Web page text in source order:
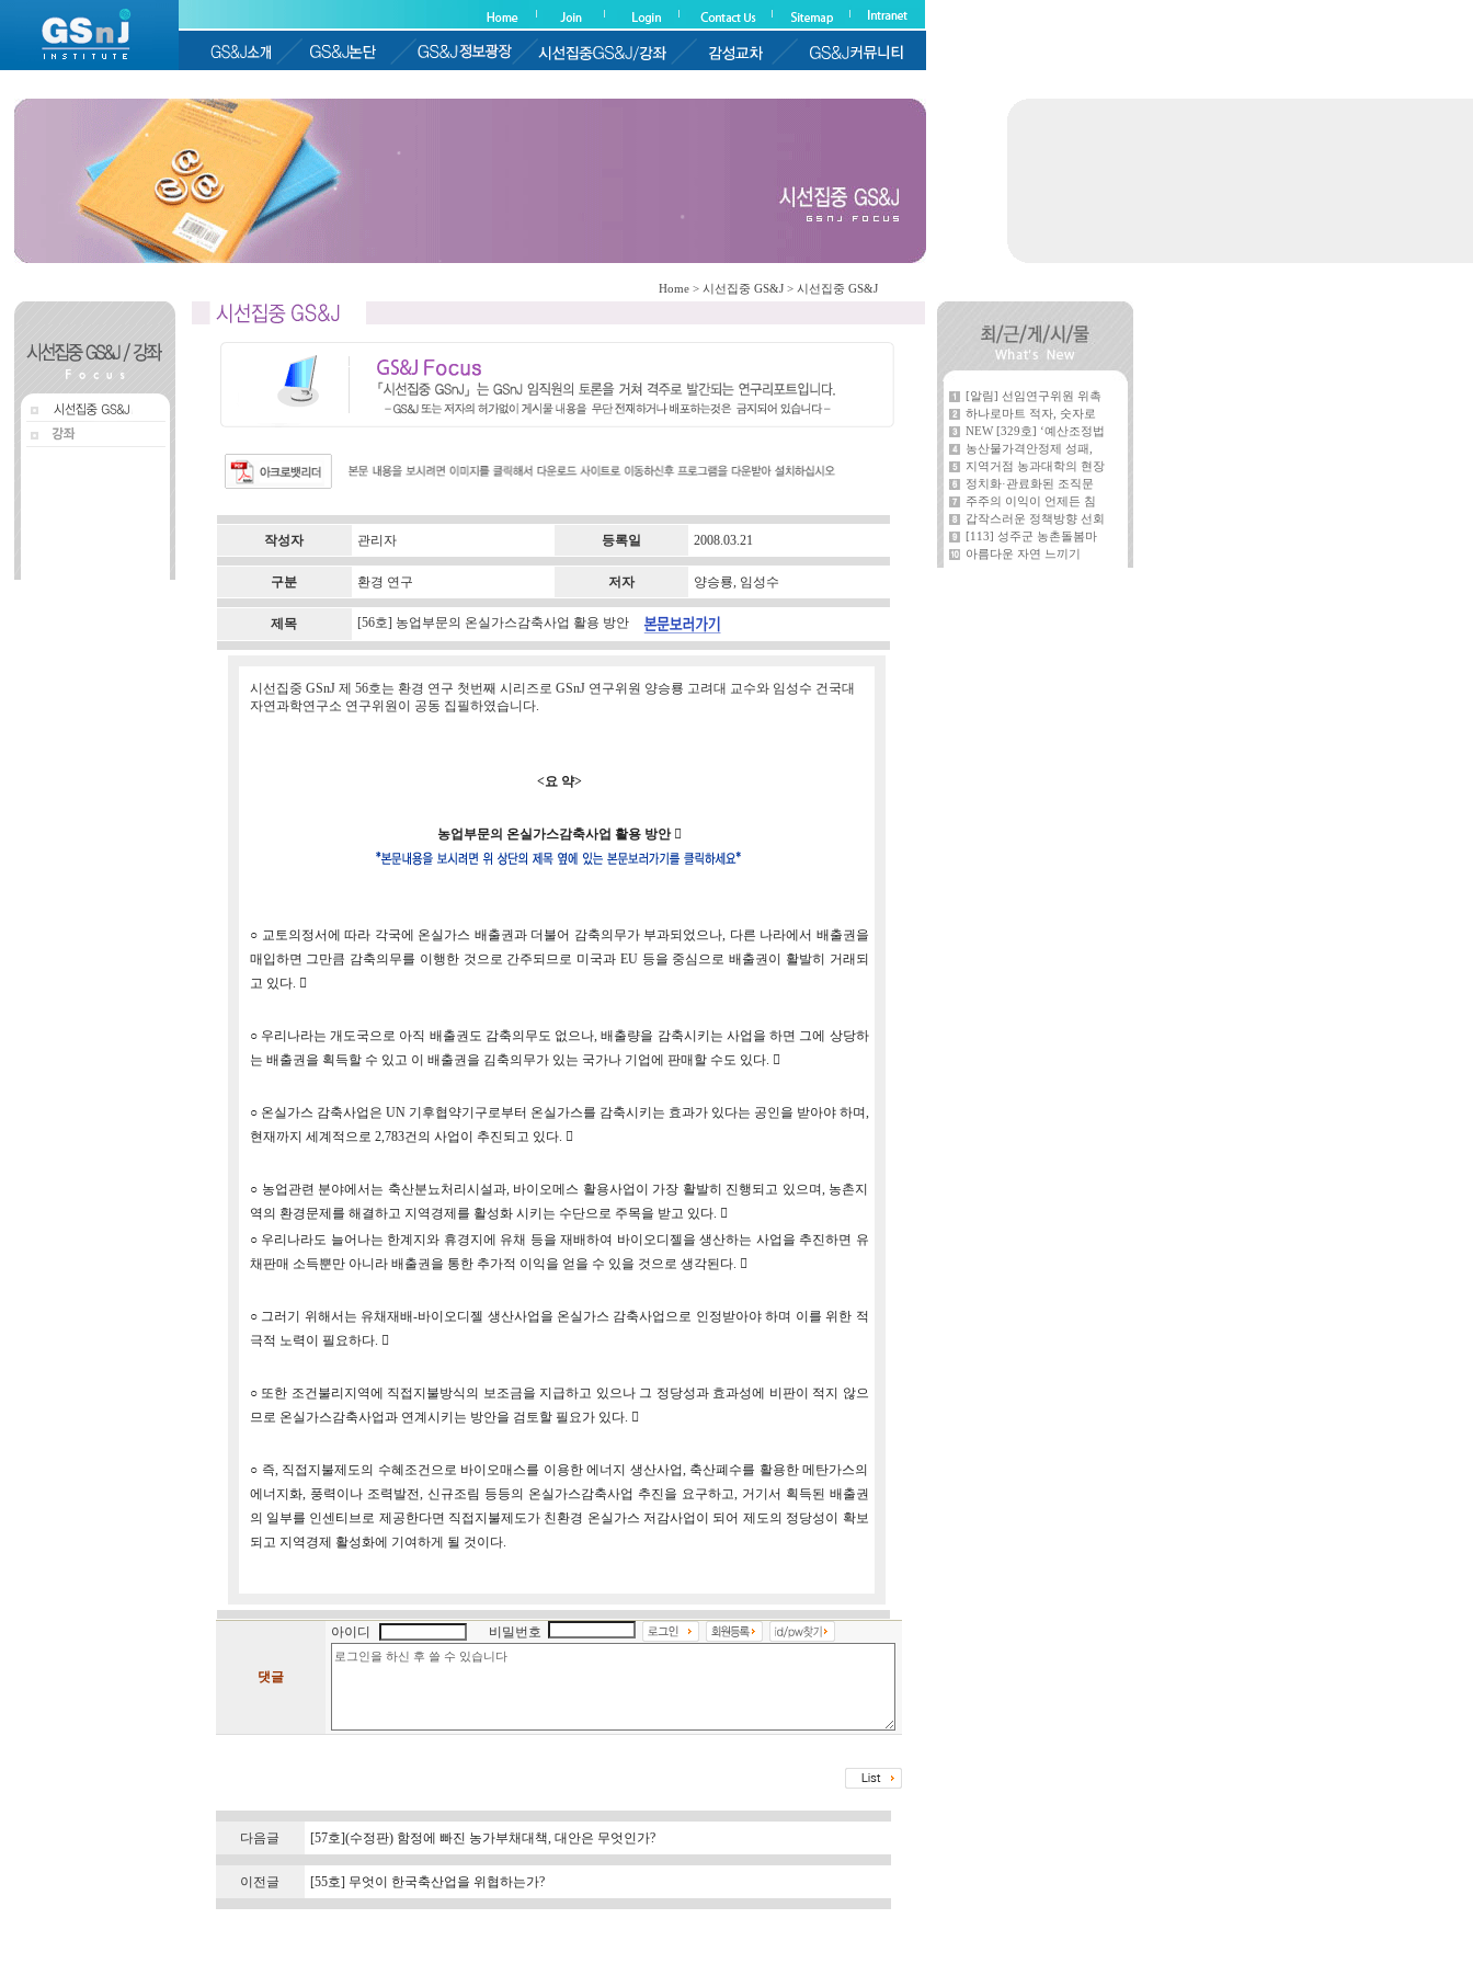
[알림] 선임연구위원 위촉
하나로마트 적자, 숫자로
NEW [329호] ‘예산조정법
농산물가격안정제 성패,
지역거점 농과대학의 현장
정치화·관료화된 조직문
주주의 이익이 언제든 침
갑작스러운 정책방향 선회
[113] 성주군 농촌돌봄마
아름다운 자연 느끼기
Home > 시선집중 GS&J > 시선집중 GS&J
작성자 관리자 등록일 2008.03.21
구분 환경 연구 저자 양승룡, 임성수
제목 [56호] 농업부문의 온실가스감축사업 활용 방안
시선집중 GSnJ 제 56호는 환경 연구 첫번째 시리즈로 GSnJ 연구위원 양승룡 고려대 교수와 임성수 건국대
자연과학연구소 연구위원이 공동 집필하였습니다.
<요 약>
농업부문의 온실가스감축사업 활용 방안
○ 교토의정서에 따라 각국에 온실가스 배출권과 더불어 감축의무가 부과되었으나, 다른 나라에서 배출권을
매입하면 그만큼 감축의무를 이행한 것으로 간주되므로 미국과 EU 등을 중심으로 배출권이 활발히 거래되
고 있다. 
○ 우리나라는 개도국으로 아직 배출권도 감축의무도 없으나, 배출량을 감축시키는 사업을 하면 그에 상당하
는 배출권을 획득할 수 있고 이 배출권을 김축의무가 있는 국가나 기업에 판매할 수도 있다. 
○ 온실가스 감축사업은 UN 기후협약기구로부터 온실가스를 감축시키는 효과가 있다는 공인을 받아야 하며,
현재까지 세계적으로 2,783건의 사업이 추진되고 있다. 
○ 농업관련 분야에서는 축산분뇨처리시설과, 바이오메스 활용사업이 가장 활발히 진행되고 있으며, 농촌지
역의 환경문제를 해결하고 지역경제를 활성화 시키는 수단으로 주목을 받고 있다. 
○ 우리나라도 늘어나는 한계지와 휴경지에 유채 등을 재배하여 바이오디젤을 생산하는 사업을 추진하면 유
채판매 소득뿐만 아니라 배출권을 통한 추가적 이익을 얻을 수 있을 것으로 생각된다. 
○ 그러기 위해서는 유채재배-바이오디젤 생산사업을 온실가스 감축사업으로 인정받아야 하며 이를 위한 적
극적 노력이 필요하다. 
○ 또한 조건불리지역에 직접지불방식의 보조금을 지급하고 있으나 그 정당성과 효과성에 비판이 적지 않으
므로 온실가스감축사업과 연계시키는 방안을 검토할 필요가 있다. 
○ 즉, 직접지불제도의 수혜조건으로 바이오매스를 이용한 에너지 생산사업, 축산폐수를 활용한 메탄가스의
에너지화, 풍력이나 조력발전, 신규조림 등등의 온실가스감축사업 추진을 요구하고, 거기서 획득된 배출권
의 일부를 인센티브로 제공한다면 직접지불제도가 친환경 온실가스 저감사업이 되어 제도의 정당성이 확보
되고 지역경제 활성화에 기여하게 될 것이다.
댓글
아이디 비밀번호
다음글 [57호](수정판) 함정에 빠진 농가부채대책, 대안은 무엇인가?
이전글 [55호] 무엇이 한국축산업을 위협하는가?